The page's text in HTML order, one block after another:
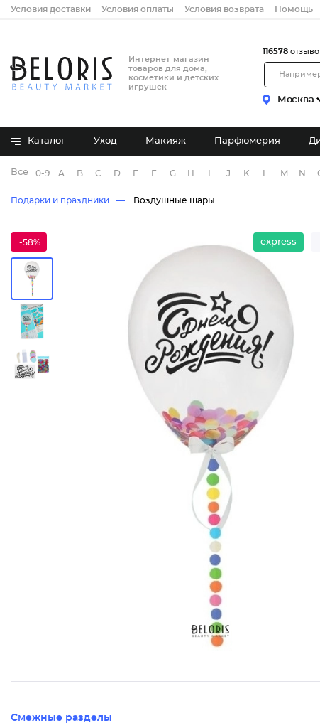
Условия доставки Условия оплаты Условия возврата Помощь
Интернет-магазин
товаров для дома,
косметики и детских
игрушек
Москва
116578
Каталог Уход Макияж Парфюмерия
Все бренды
0-9 A B C D E F G H J K M N
Подарки и праздники Воздушные шары
-58% express
Смежные разделы